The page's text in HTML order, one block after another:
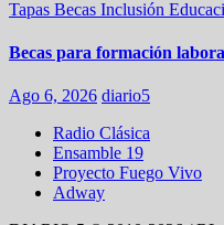
Tapas Becas Inclusión
Becas para formación
Ago 6, 2026 diario5
Radio Clásica
Ensamble 19
Proyecto Fuego Vivo
Adway